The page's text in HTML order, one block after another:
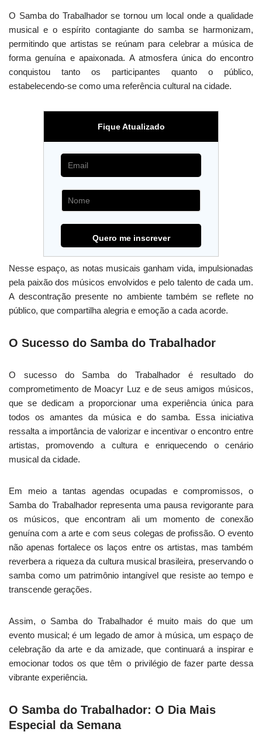
O Samba do Trabalhador se tornou um local onde a qualidade
musical e o espírito contagiante do samba se harmonizam,
permitindo que artistas se reúnam para celebrar a música de
forma genuína e apaixonada. A atmosfera única do encontro
conquistou tanto os participantes quanto o público,
estabelecendo-se como uma referência cultural na cidade.
Fique Atualizado
Nesse espaço, as notas musicais ganham vida, impulsionadas
pela paixão dos músicos envolvidos e pelo talento de cada um.
A descontração presente no ambiente também se reflete no
público, que compartilha alegria e emoção a cada acorde.
O Sucesso do Samba do Trabalhador
O sucesso do Samba do Trabalhador é resultado do
comprometimento de Moacyr Luz e de seus amigos músicos,
que se dedicam a proporcionar uma experiência única para
todos os amantes da música e do samba. Essa iniciativa
ressalta a importância de valorizar e incentivar o encontro entre
artistas, promovendo a cultura e enriquecendo o cenário
musical da cidade.
Em meio a tantas agendas ocupadas e compromissos, o
Samba do Trabalhador representa uma pausa revigorante para
os músicos, que encontram ali um momento de conexão
genuína com a arte e com seus colegas de profissão. O evento
não apenas fortalece os laços entre os artistas, mas também
reverbera a riqueza da cultura musical brasileira, preservando o
samba como um patrimônio intangível que resiste ao tempo e
transcende gerações.
Assim, o Samba do Trabalhador é muito mais do que um
evento musical; é um legado de amor à música, um espaço de
celebração da arte e da amizade, que continuará a inspirar e
emocionar todos os que têm o privilégio de fazer parte dessa
vibrante experiência.
O Samba do Trabalhador: O Dia Mais
Especial da Semana